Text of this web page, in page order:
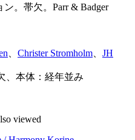
。帯欠。Parr & Badger
Christer Stromholm
JH
、本体：経年並み
viewed